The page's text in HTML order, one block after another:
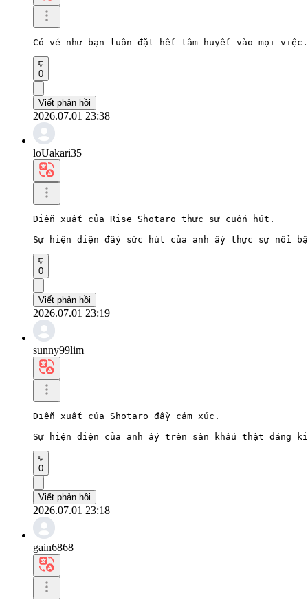
Có vẻ như bạn luôn đặt hết tâm huyết vào mọi
0
Viết phản hồi
2026.07.01 23:38
loUakari35
Diễn xuất của Rise Shotaro thực sự cuốn hút.
Sự hiện diện đầy sức hút của anh ấy thực sự nổi
0
Viết phản hồi
2026.07.01 23:19
sunny99lim
Diễn xuất của Shotaro đầy cảm xúc.
Sự hiện diện của anh ấy trên sân khấu thật đáng
0
Viết phản hồi
2026.07.01 23:18
gain6868